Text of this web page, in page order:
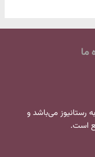
ما
رستانیوز می‌باشد و
است.